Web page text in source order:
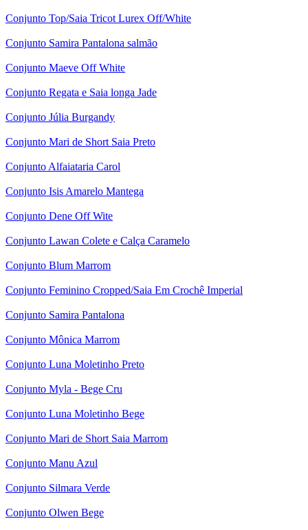
Conjunto Top/Saia Tricot Lurex Off/White
Conjunto Samira Pantalona salmão
Conjunto Maeve Off White
Conjunto Regata e Saia longa Jade
Conjunto Júlia Burgandy
Conjunto Mari de Short Saia Preto
Conjunto Alfaiataria Carol
Conjunto Isis Amarelo Mantega
Conjunto Dene Off Wite
Conjunto Lawan Colete e Calça Caramelo
Conjunto Blum Marrom
Conjunto Feminino Cropped/Saia Em Crochê Imperial
Conjunto Samira Pantalona
Conjunto Mônica Marrom
Conjunto Luna Moletinho Preto
Conjunto Myla - Bege Cru
Conjunto Luna Moletinho Bege
Conjunto Mari de Short Saia Marrom
Conjunto Manu Azul
Conjunto Silmara Verde
Conjunto Olwen Bege